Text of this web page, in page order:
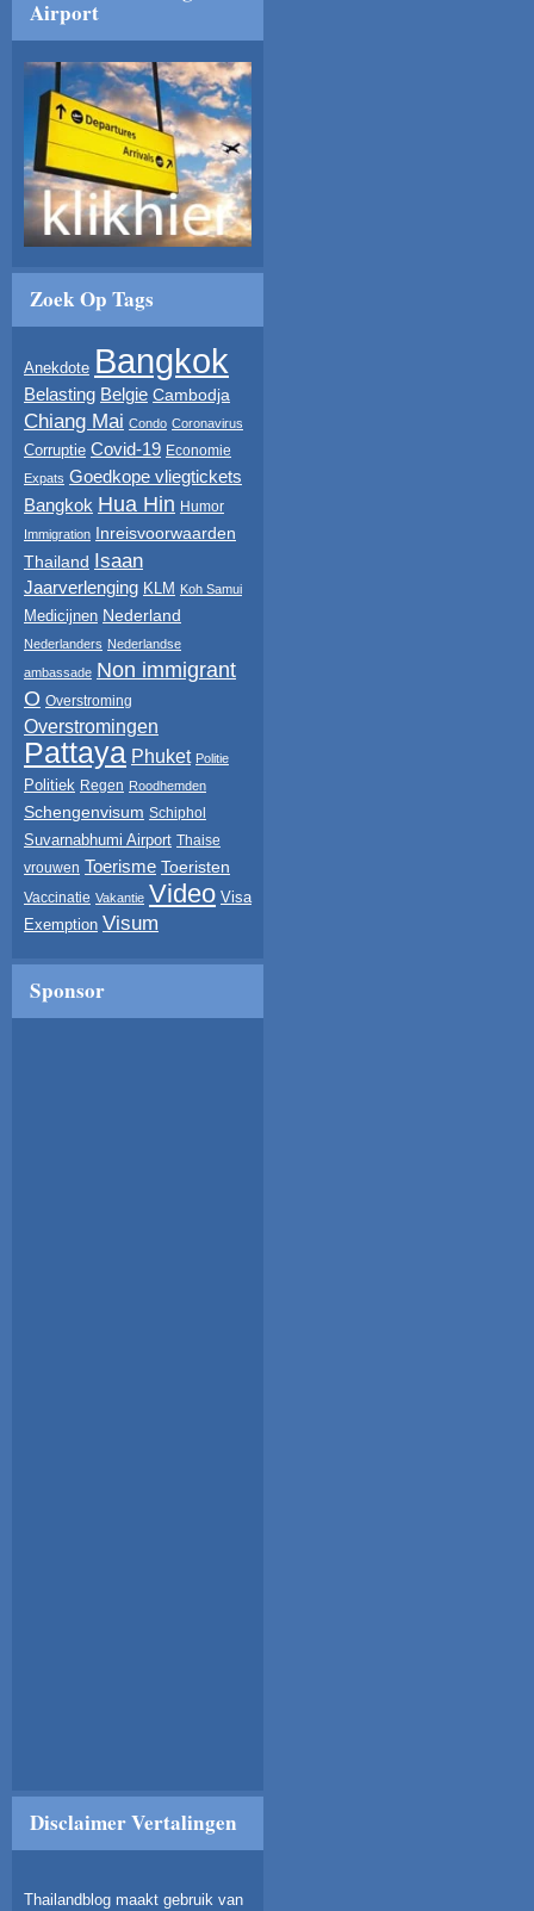
Airport
Zoek Op Tags
Anekdote Bangkok
Belasting Belgie Cambodja
Chiang Mai Condo Coronavirus
Corruptie Covid-19 Economie
Expats Goedkope vliegtickets
Bangkok Hua Hin Humor
Immigration Inreisvoorwaarden
Thailand Isaan
Jaarverlenging KLM Koh Samui
Medicijnen Nederland
Nederlanders Nederlandse
ambassade Non immigrant
O Overstroming
Overstromingen
Pattaya Phuket Politie
Politiek Regen Roodhemden
Schengenvisum Schiphol
Suvarnabhumi Airport Thaise
vrouwen Toerisme Toeristen
Vaccinatie Vakantie Video Visa
Exemption Visum
Sponsor
Disclaimer Vertalingen
Thailandblog maakt gebruik van